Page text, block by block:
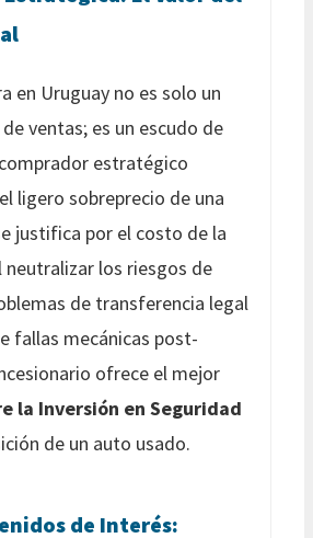
en Uruguay no es solo un
ventas; es un escudo de
estratégico
ligero sobreprecio de una
justifica por el costo de la
neutralizar los riesgos de
de transferencia legal
fallas mecánicas post-
ofrece el mejor
la Inversión en Seguridad
de un auto usado.
de Interés: